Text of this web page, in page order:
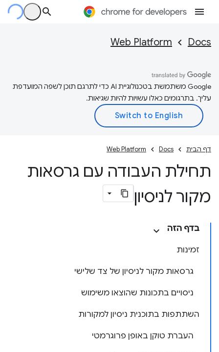
Docs
Web Platform
‫Google משתמשת בטכנולוגיית AI כדי לתרגם תוכן לשפה המועדפת
עליך. בתרגומים כאלו עשויות להיות שגיאות.
דף הבית Docs
Web Platform
תחילת העבודה עם גרסאות
מקור לניסיון
בדף הזה
זמינות
גרסאות מקור לניסיון של צד שלישי
ניסויים בתכונות שהוצאו משימוש
השתתפות בתוכנית ניסיון למקורות
העברת טוקן באופן פרוגרמטי